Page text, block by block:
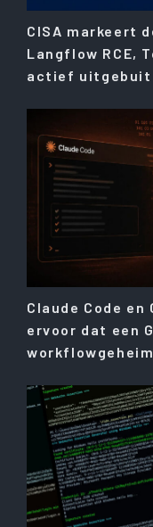
CISA markeert
Langflow RCE,
actief uitgebuit
Claude Code
ervoor dat een